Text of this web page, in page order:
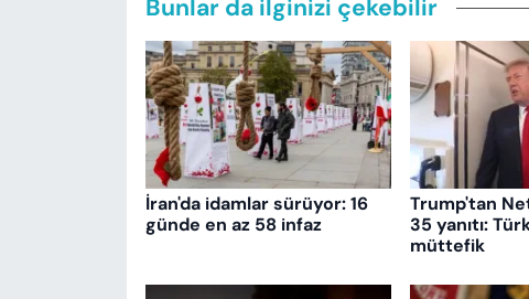
Bunlar da ilginizi çekebilir
İran'da idamlar sürüyor: 16
günde en az 58 infaz
Trump'tan
35 yanıtı:
müttefik